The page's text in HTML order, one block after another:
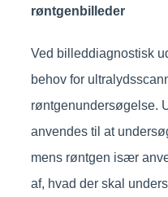
røntgenbilleder
Ved billeddiagnostisk
behov for
røntgenundersøgelse.
anvendes til at
mens røntgen især
af, hvad der skal